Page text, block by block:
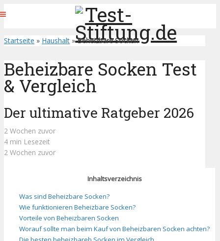
Startseite » Haushalt »Beheizbare Socken
Beheizbare Socken Test
& Vergleich
Der ultimative Ratgeber 2026
2 Wochen zuvor
4 min Lesezeit
2 Wochen zuvor
Inhaltsverzeichnis
Was sind Beheizbare Socken?
Wie funktionieren Beheizbare Socken?
Vorteile von Beheizbaren Socken
Worauf sollte man beim Kauf von Beheizbaren Socken achten?